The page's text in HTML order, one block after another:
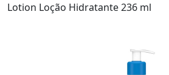
Lotion Loção Hidratante 236 ml